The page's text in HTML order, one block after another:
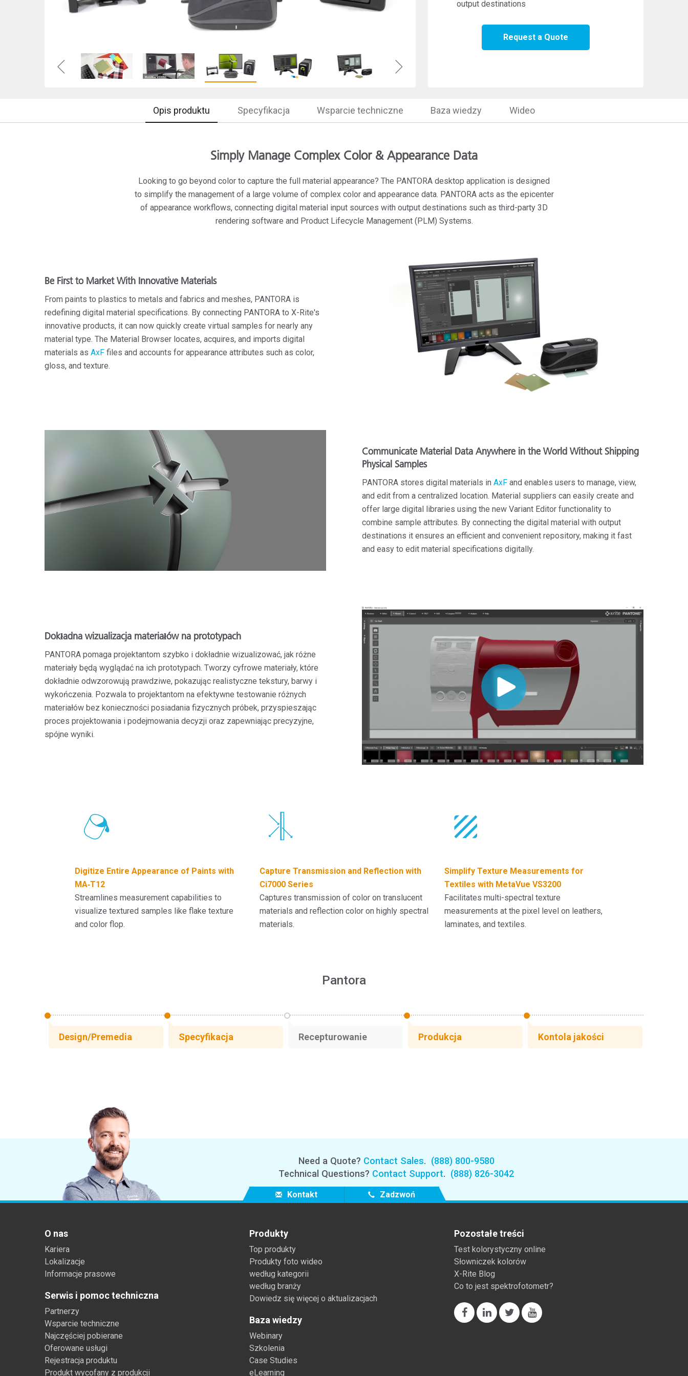
Tworzywa sztuczne Branża papiernicza
Dobra trwałe
output destinations
Request a Quote
Opis produktu Specyfikacja Wsparcie techniczne Baza wiedzy Wideo
Simply Manage Complex Color & Appearance Data
Looking to go beyond color to capture the full material appearance? The PANTORA desktop application is designed
to simplify the management of a large volume of complex color and appearance data. PANTORA acts as the epicenter
of appearance workflows, connecting digital material input sources with output destinations such as third-party 3D
rendering software and Product Lifecycle Management (PLM) Systems.
Be First to Market With Innovative Materials
From paints to plastics to metals and fabrics and meshes, PANTORA is
redefining digital material specifications. By connecting PANTORA to X-Rite's
innovative products, it can now quickly create virtual samples for nearly any
material type. The Material Browser locates, acquires, and imports digital
materials as AxF files and accounts for appearance attributes such as color,
gloss, and texture.
Communicate Material Data Anywhere in the World Without Shipping
Physical Samples
PANTORA stores digital materials inAxF and enables users to manage, view,
and edit from a centralized location. Material suppliers can easily create and
offer large digital libraries using the new Variant Editor functionality to
combine sample attributes. By connecting the digital material with output
destinations it ensures an efficient and convenient repository, making it fast
and easy to edit material specifications digitally.
Dokładna wizualizacja materiałów na prototypach
PANTORA pomaga projektantom szybko i dokładnie wizualizować, jak różne
materiały będą wyglądać na ich prototypach. Tworzy cyfrowe materiały, które
dokładnie odwzorowują prawdziwe, pokazując realistyczne tekstury, barwy i
wykończenia. Pozwala to projektantom na efektywne testowanie różnych
materiałów bez konieczności posiadania fizycznych próbek, przyspieszając
proces projektowania i podejmowania decyzji oraz zapewniając precyzyjne,
spójne wyniki.
Digitize Entire Appearance of Paints with
MA‑T12
Streamlines measurement capabilities to
visualize textured samples like flake texture
and color flop.
Capture Transmission and Reflection with
Ci7000 Series
Captures transmission of color on translucent
materials and reflection color on highly spectral
materials.
Simplify Texture Measurements for
Textiles with MetaVue VS3200
Facilitates multi-spectral texture
measurements at the pixel level on leathers,
laminates, and textiles.
Pantora
Design/Premedia Specyfikacja Recepturowanie Produkcja Kontola jakości
Need a Quote? Contact Sales. (888) 800-9580
Technical Questions? Contact Support. (888) 826-3042
Kontakt Zadzwoń
O nas
Kariera
Lokalizacje
Informacje prasowe
Serwis i pomoc techniczna
Partnerzy
Wsparcie techniczne
Najczęściej pobierane
Oferowane usługi
Rejestracja produktu
Produkt wycofany z produkcji
Produkty
Top produkty
Produkty foto wideo
według kategorii
według branży
Dowiedz się więcej o aktualizacjach
Baza wiedzy
Webinary
Szkolenia
Case Studies
eLearning
Pozostałe treści
Test kolorystyczny online
Słowniczek kolorów
X-Rite Blog
Co to jest spektrofotometr?